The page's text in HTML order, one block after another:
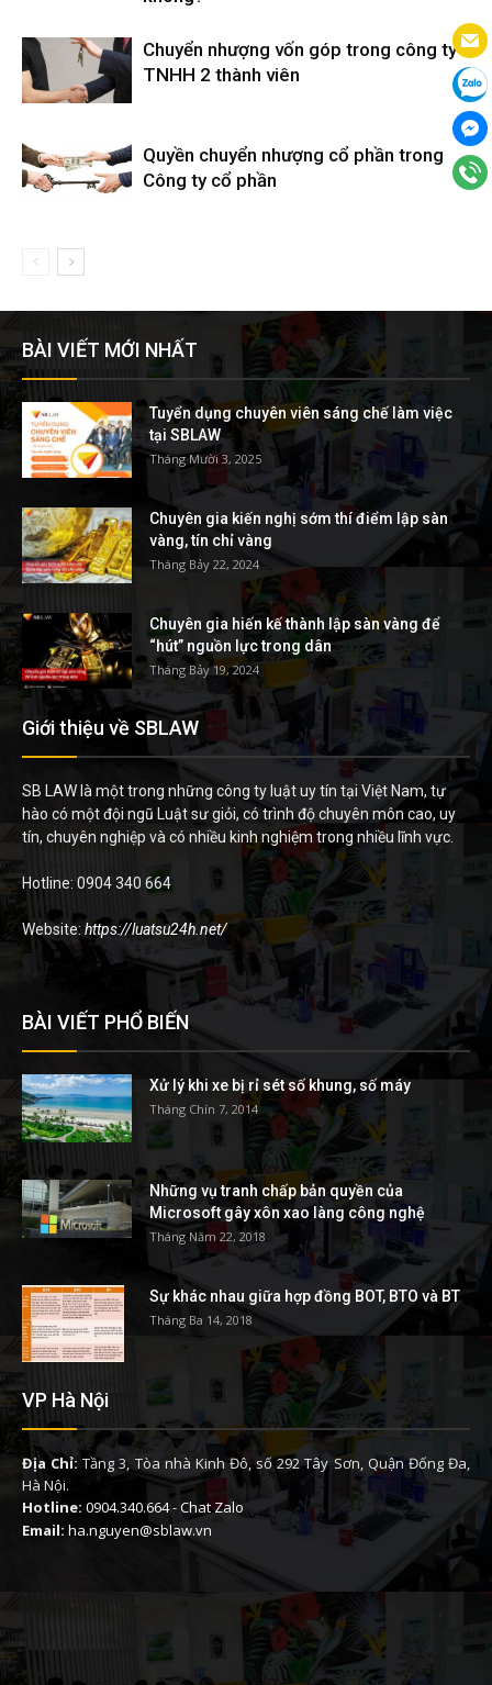
Chuyển nhượng vốn góp trong công ty
TNHH 2 thành viên
Quyền chuyển nhượng cổ phần trong
Công ty cổ phần
BÀI VIẾT MỚI NHẤT
Tuyển dụng chuyên viên sáng chế làm việc
tại SBLAW
Tháng Mười 3, 2025
Chuyên gia kiến nghị sớm thí điểm lập sàn
vàng, tín chỉ vàng
Tháng Bảy 22, 2024
Chuyên gia hiến kế thành lập sàn vàng để
“hút” nguồn lực trong dân
Tháng Bảy 19, 2024
Giới thiệu về SBLAW
SB LAW là một trong những công ty luật uy tín tại Việt Nam, tự
hào có một đội ngũ Luật sư giỏi, có trình độ chuyên môn cao, uy
tín, chuyên nghiệp và có nhiều kinh nghiệm trong nhiều lĩnh vực.
Hotline: 0904 340 664
Website: https://luatsu24h.net/
BÀI VIẾT PHỔ BIẾN
Xử lý khi xe bị rỉ sét số khung, số máy
Tháng Chín 7, 2014
Những vụ tranh chấp bản quyền của
Microsoft gây xôn xao làng công nghệ
Tháng Năm 22, 2018
Sự khác nhau giữa hợp đồng BOT, BTO và BT
Tháng Ba 14, 2018
VP Hà Nội
Địa Chỉ: Tầng 3, Tòa nhà Kinh Đô, số 292 Tây Sơn, Quận Đống Đa,
Hà Nội.
Hotline: 0904.340.664-Chat Zalo
Email: ha.nguyen@sblaw.vn